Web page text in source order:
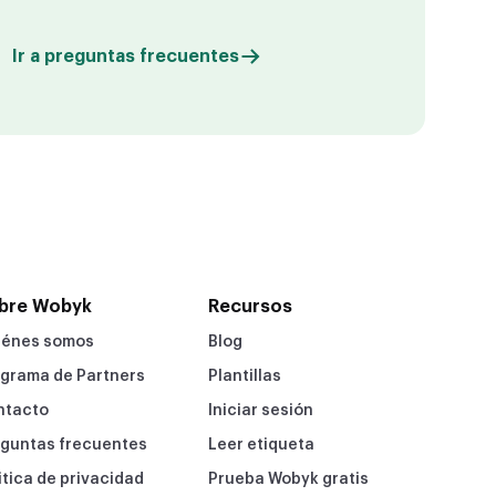
Ir a preguntas frecuentes
Wobyk
somos
de Partners
frecuentes
de privacidad
Recursos
Blog
Plantillas
Iniciar sesión
Leer etiqueta
Prueba Wobyk gratis